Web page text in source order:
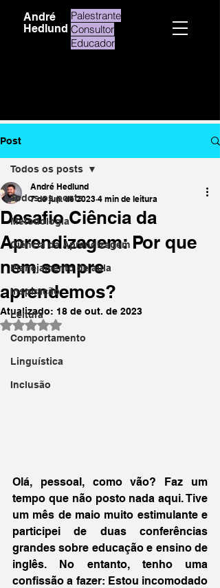
André
Hedlund
Palestrante
Consultor
Educador
Post
Todos os posts
Metodologia
Ciência da Aprendizagem
Planejamento de aula
Inspiração
Leitura
Comportamento
Linguística
Inclusão
Todos os posts
Desafio Ciência da
Aprendizagem: Por que
nem sempre
aprendemos?
André Hedlund
7 de jun. de 2023 4 min de leitura
Atualizado: 18 de out. de 2023
Avaliado com NaN de 5 estrelas.
Olá, pessoal, como vão? Faz um
tempo que não posto nada aqui. Tive
um mês de maio muito estimulante e
participei de duas conferências
grandes sobre educação e ensino de
inglês. No entanto, tenho uma
confissão a fazer: Estou incomodado